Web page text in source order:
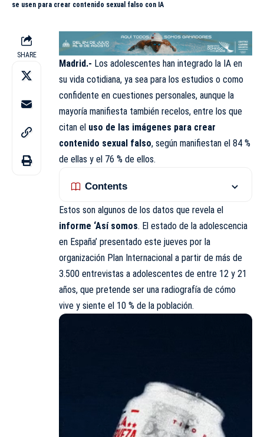
se usen para crear contenido sexual falso con IA
SHARE
Madrid.- Los adolescentes han integrado la IA en
su vida cotidiana, ya sea para los estudios o como
confidente en cuestiones personales, aunque la
mayoría manifiesta también recelos, entre los que
citan el uso de las imágenes para crear
contenido sexual falso, según manifiestan el 84 %
de ellas y el 76 % de ellos.
Contents
Estos son algunos de los datos que revela el
informe ‘Así somos. El estado de la adolescencia
en España’ presentado este jueves por la
organización Plan Internacional a partir de más de
3.500 entrevistas a adolescentes de entre 12 y 21
años, que pretende ser una radiografía de cómo
vive y siente el 10 % de la población.